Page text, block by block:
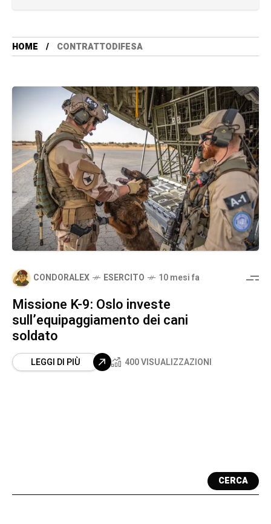
HOME CONTRATTODIFESA
CONDORALEX ESERCITO 10 mesi fa
Missione K-9: Oslo investe
sull’equipaggiamento dei cani
soldato
LEGGI DI PIÙ 400 VISUALIZZAZIONI
CERCA